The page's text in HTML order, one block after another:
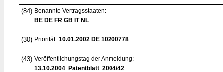
(84) Benannte Vertragsstaaten:
BE DE FR GB IT NL
(30) Priorität: 10.01.2002 DE 10200778
(43) Veröffentlichungstag der Anmeldung:
13.10.2004 Patentblatt 2004/42